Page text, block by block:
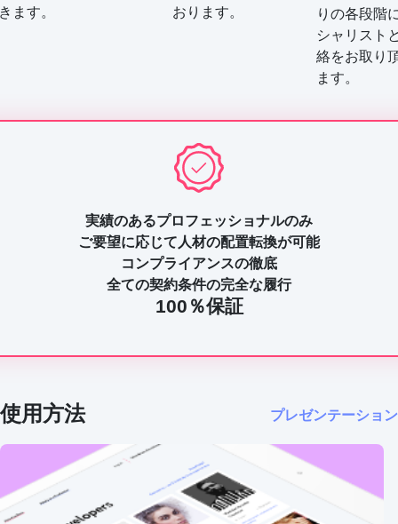
ます。
おります。
りの各段階
シャリスト
絡をお取り
ます。
実績のあるプロフェッショナルのみ
ご要望に応じて人材の配置転換が可能
コンプライアンスの徹底
全ての契約条件の完全な履行
100％保証
使用方法 プレゼンテーション